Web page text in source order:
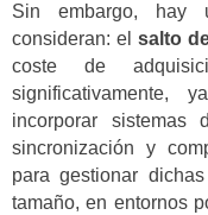
Sin embargo, hay
consideran: el salto
coste de
significativamente,
incorporar sistemas
sincronización y
para gestionar
tamaño, en entornos